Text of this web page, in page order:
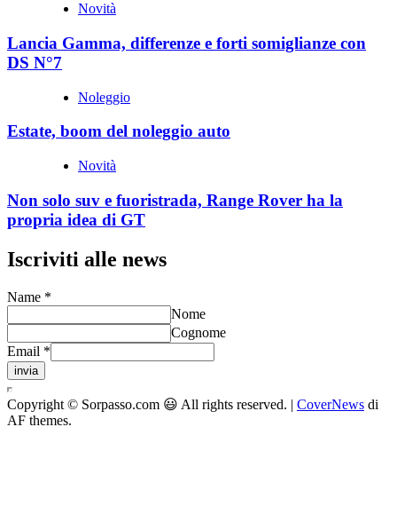
Novità
Lancia Gamma, differenze e forti somiglianze con
DS N°7
Noleggio
Estate, boom del noleggio auto
Novità
Non solo suv e fuoristrada, Range Rover ha la
propria idea di GT
Iscriviti alle news
Name *
Nome
Cognome
Email *
invia
Copyright © Sorpasso.com 😃 All rights reserved. | CoverNews di
AF themes.